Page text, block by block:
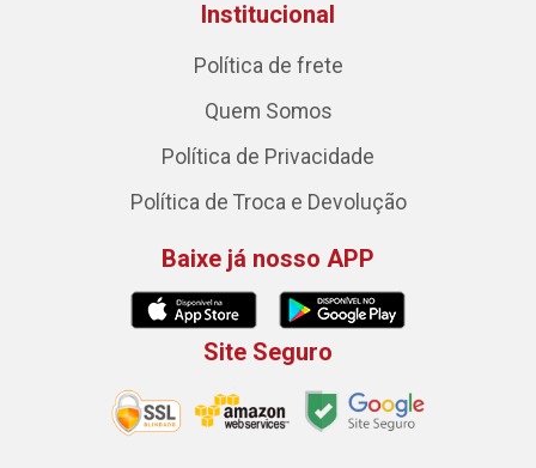
Institucional
Política de frete
Quem Somos
Política de Privacidade
Política de Troca e Devolução
Baixe já nosso APP
Site Seguro